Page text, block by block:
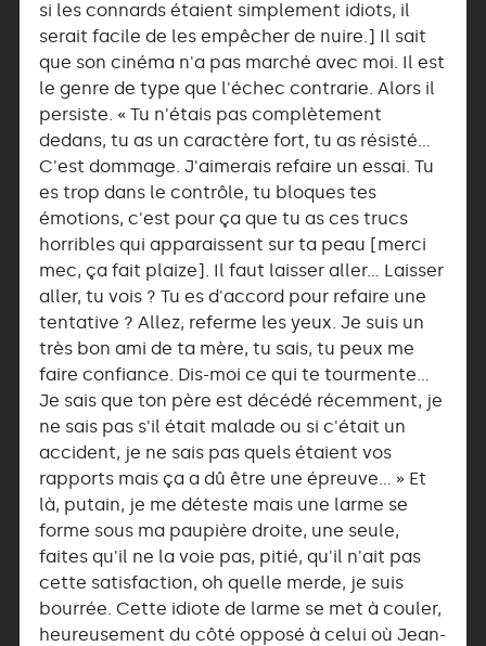
si les connards étaient simplement idiots, il
serait facile de les empêcher de nuire.] Il sait
que son cinéma n'a pas marché avec moi. Il est
le genre de type que l'échec contrarie. Alors il
persiste. « Tu n'étais pas complètement
dedans, tu as un caractère fort, tu as résisté…
C'est dommage. J'aimerais refaire un essai. Tu
es trop dans le contrôle, tu bloques tes
émotions, c'est pour ça que tu as ces trucs
horribles qui apparaissent sur ta peau [merci
mec, ça fait plaize]. Il faut laisser aller… Laisser
aller, tu vois ? Tu es d'accord pour refaire une
tentative ? Allez, referme les yeux. Je suis un
très bon ami de ta mère, tu sais, tu peux me
faire confiance. Dis-moi ce qui te tourmente…
Je sais que ton père est décédé récemment, je
ne sais pas s'il était malade ou si c'était un
accident, je ne sais pas quels étaient vos
rapports mais ça a dû être une épreuve… » Et
là, putain, je me déteste mais une larme se
forme sous ma paupière droite, une seule,
faites qu'il ne la voie pas, pitié, qu'il n'ait pas
cette satisfaction, oh quelle merde, je suis
bourrée. Cette idiote de larme se met à couler,
heureusement du côté opposé à celui où Jean-